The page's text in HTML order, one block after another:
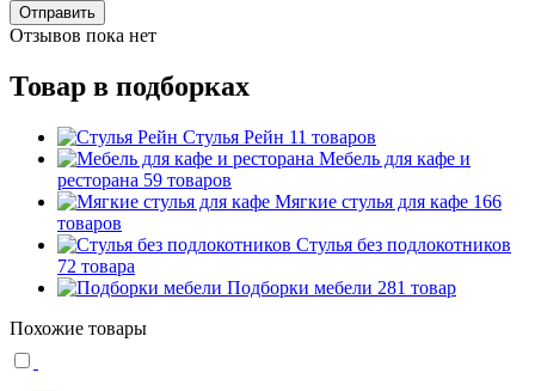
Отправить
Отзывов пока нет
Товар в подборках
Стулья Рейн 11 товаров
Мебель для кафе и
ресторана 59 товаров
Мягкие стулья для кафе 166
товаров
Стулья без подлокотников
72 товара
Подборки мебели 281 товар
Похожие товары